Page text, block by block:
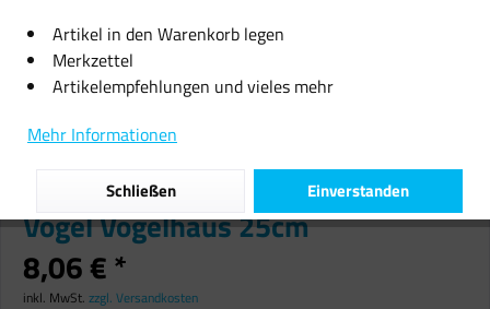
Vogelfutterstation
Vogelfutterspender Station
Futtersilo hängend Futtersäule
Vögel Vogelhaus 25cm
8,06 € *
inkl. MwSt. zzgl. Versandkosten
Artikel in den Warenkorb legen
Merkzettel
Artikelempfehlungen und vieles mehr
Mehr Informationen
Einverstanden
Schließen